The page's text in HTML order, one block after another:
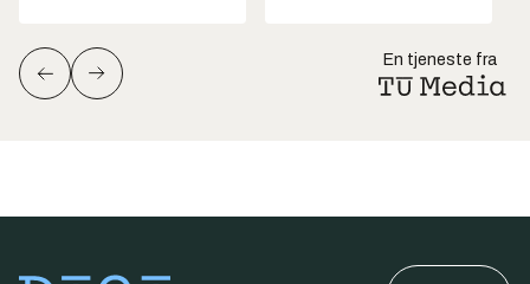
En tjeneste fra